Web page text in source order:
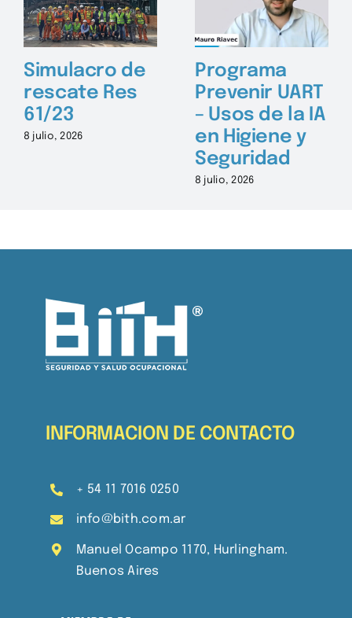
Simulacro de
rescate Res
61/23
8 julio, 2026
Programa
Prevenir UART
– Usos de la IA
en Higiene y
Seguridad
8 julio, 2026
INFORMACION DE CONTACTO
+ 54 11 7016 0250
info@bith.com.ar
Manuel Ocampo 1170, Hurlingham.
Buenos Aires